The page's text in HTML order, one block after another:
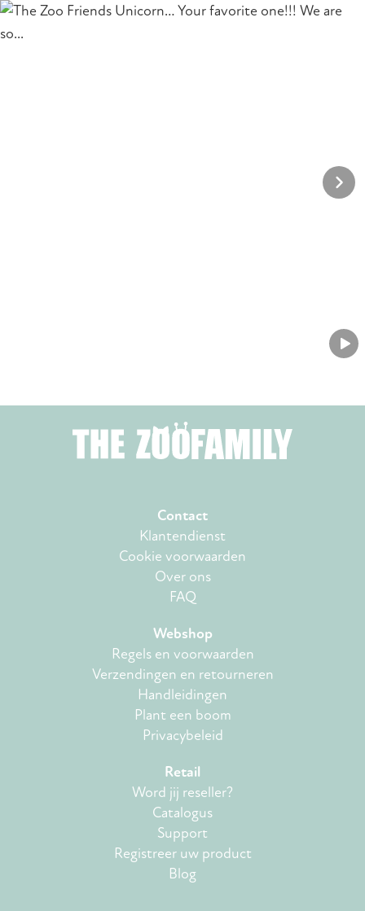
Section heading
Section description
Contact
Klantendienst
Cookie voorwaarden
Over ons
FAQ
Webshop
Regels en voorwaarden
Verzendingen en retourneren
Handleidingen
Plant een boom
Privacybeleid
Retail
Word jij reseller?
Catalogus
Support
Registreer uw product
Blog